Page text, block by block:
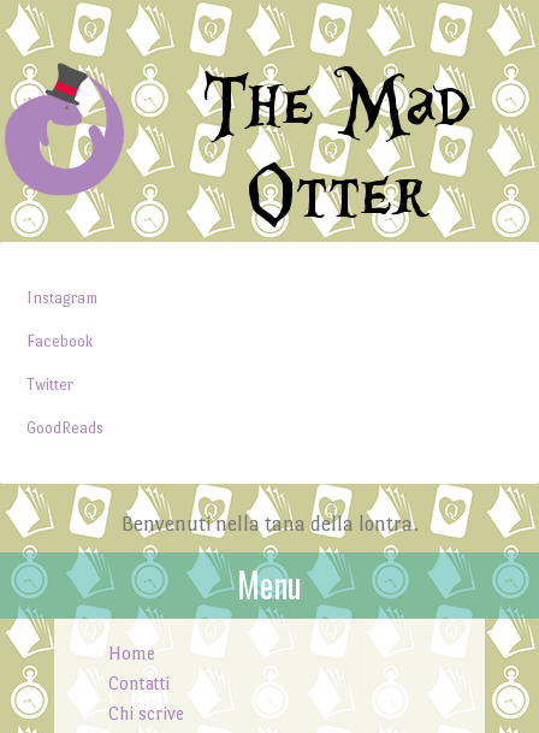
The Mad
Otter
Instagram
Facebook
Twitter
GoodReads
Benvenuti nella tana della lontra.
Menu
Skip to content
Home
Contatti
Chi scrive